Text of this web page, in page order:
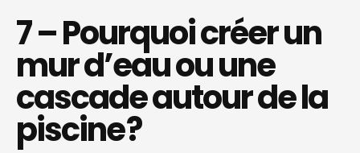
7 – Pourquoi créer un
mur d’eau ou une
cascade autour de la
piscine ?